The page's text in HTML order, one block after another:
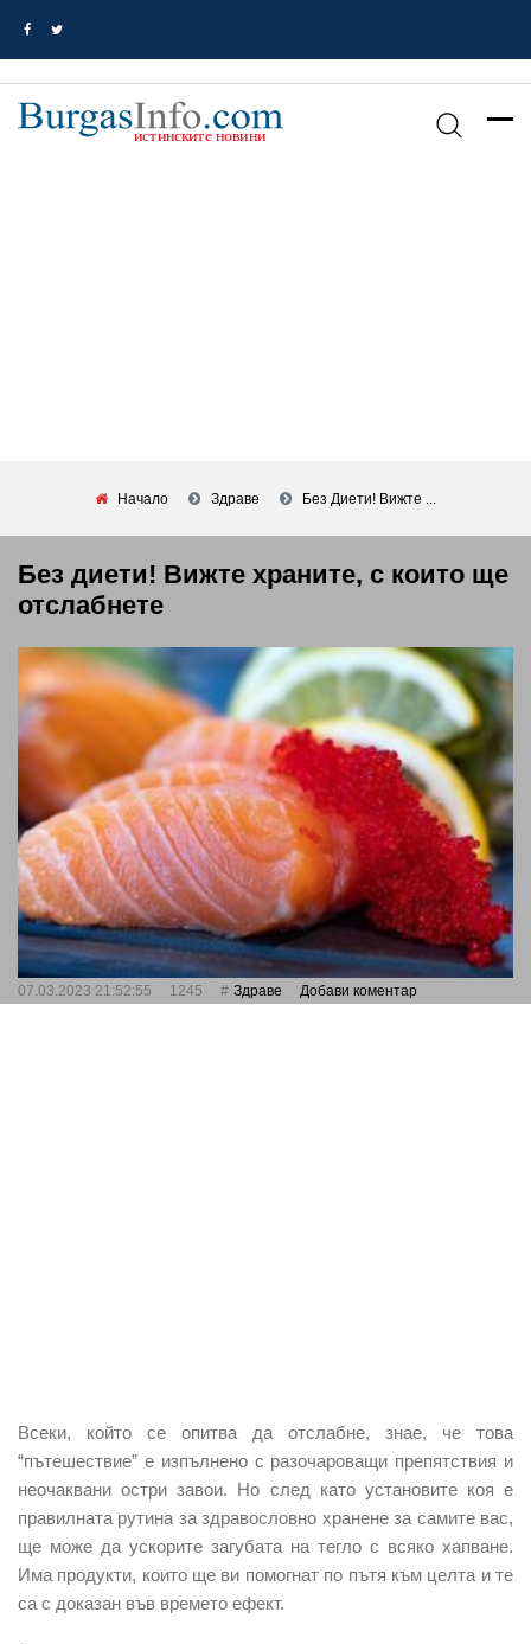
Начало Здраве Без Диети! Вижте ...
Без диети! Вижте храните, с които ще
отслабнете
07.03.2023 21:52:55 1245 Здраве Добави коментар
Всеки, който се опитва да отслабне, знае, че това
“пътешествие” е изпълнено с разочароващи препятствия и
неочаквани остри завои. Но след като установите коя е
правилната рутина за здравословно хранене за самите вас,
ще може да ускорите загубата на тегло с всяко хапване.
Има продукти, които ще ви помогнат по пътя към целта и те
са с доказан във времето ефект.